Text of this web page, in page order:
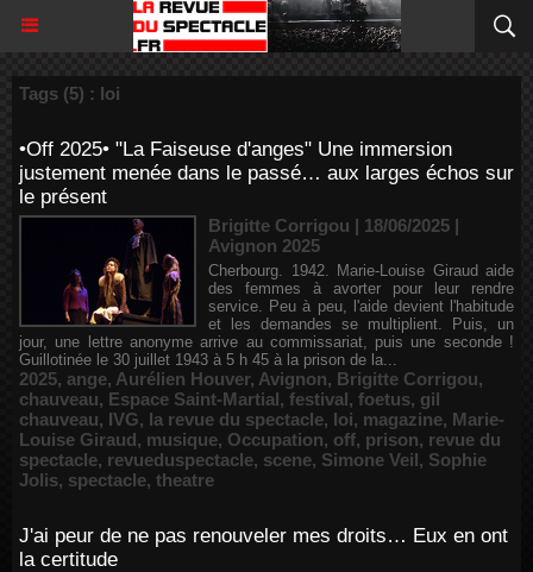
Tags (5) : loi
•Off 2025• "La Faiseuse d'anges" Une immersion
justement menée dans le passé… aux larges échos sur
le présent
Brigitte Corrigou | 18/06/2025 |
Avignon 2025
Cherbourg. 1942. Marie-Louise Giraud aide
des femmes à avorter pour leur rendre
service. Peu à peu, l'aide devient l'habitude
et les demandes se multiplient. Puis, un
jour, une lettre anonyme arrive au commissariat, puis une seconde !
Guillotinée le 30 juillet 1943 à 5 h 45 à la prison de la...
2025, ange, Aurélien Houver, Avignon, Brigitte Corrigou,
chauveau, Espace Saint-Martial, festival, foetus, gil
chauveau, IVG, la revue du spectacle, loi, magazine, Marie-
Louise Giraud, musique, Occupation, off, prison, revue du
spectacle, revueduspectacle, scene, Simone Veil, Sophie
Jolis, spectacle, theatre
J'ai peur de ne pas renouveler mes droits… Eux en ont
la certitude